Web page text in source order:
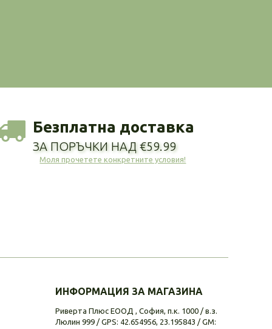
Безплатна доставка
ЗА ПОРЪЧКИ НАД €59.99
Моля прочетете конкретните условия!
ИНФОРМАЦИЯ ЗА МАГАЗИНА
Риверта Плюс ЕООД , София, п.к. 1000 / в.з.
Люлин 999 / GPS: 42.654956, 23.195843 / GM: